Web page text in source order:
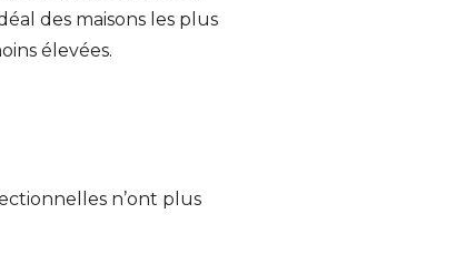
des maisons les plus
élevées.
n’ont plus